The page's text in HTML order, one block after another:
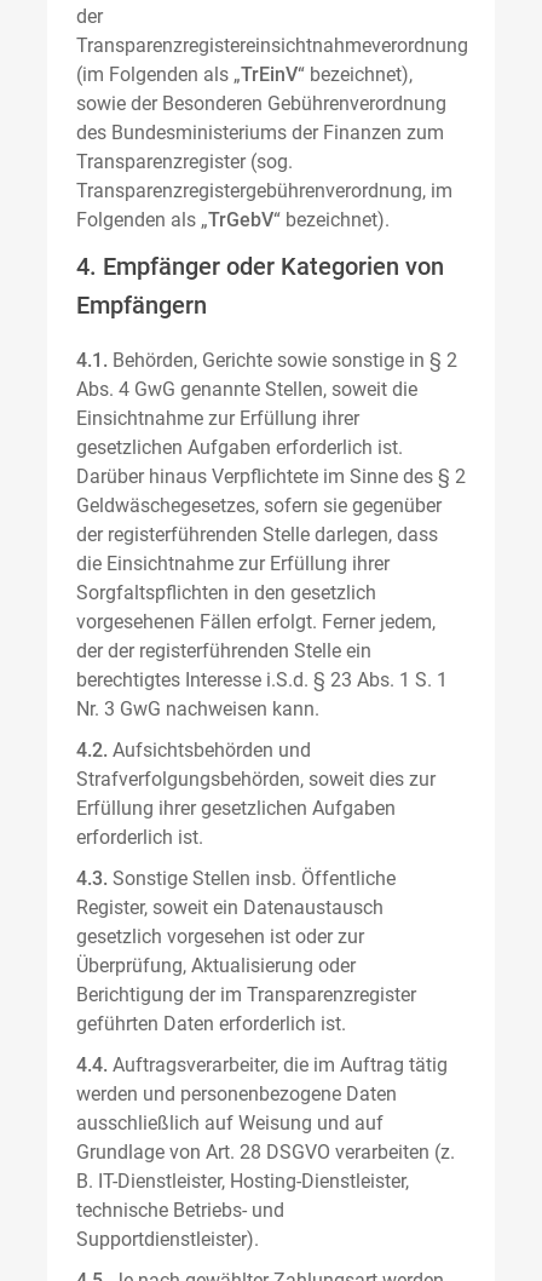
der
Transparenzregistereinsichtnahmeverordnung
(im Folgenden als „TrEinV“ bezeichnet),
sowie der Besonderen Gebührenverordnung
des Bundesministeriums der Finanzen zum
Transparenzregister (sog.
Transparenzregistergebührenverordnung, im
Folgenden als „TrGebV“ bezeichnet).
4. Empfänger oder Kategorien von
Empfängern
4.1. Behörden, Gerichte sowie sonstige in § 2
Abs. 4 GwG genannte Stellen, soweit die
Einsichtnahme zur Erfüllung ihrer
gesetzlichen Aufgaben erforderlich ist.
Darüber hinaus Verpflichtete im Sinne des § 2
Geldwäschegesetzes, sofern sie gegenüber
der registerführenden Stelle darlegen, dass
die Einsichtnahme zur Erfüllung ihrer
Sorgfaltspflichten in den gesetzlich
vorgesehenen Fällen erfolgt. Ferner jedem,
der der registerführenden Stelle ein
berechtigtes Interesse i.S.d. § 23 Abs. 1 S. 1
Nr. 3 GwG nachweisen kann.
4.2. Aufsichtsbehörden und
Strafverfolgungsbehörden, soweit dies zur
Erfüllung ihrer gesetzlichen Aufgaben
erforderlich ist.
4.3. Sonstige Stellen insb. Öffentliche
Register, soweit ein Datenaustausch
gesetzlich vorgesehen ist oder zur
Überprüfung, Aktualisierung oder
Berichtigung der im Transparenzregister
geführten Daten erforderlich ist.
4.4. Auftragsverarbeiter, die im Auftrag tätig
werden und personenbezogene Daten
ausschließlich auf Weisung und auf
Grundlage von Art. 28 DSGVO verarbeiten (z.
B. IT-Dienstleister, Hosting-Dienstleister,
technische Betriebs- und
Supportdienstleister).